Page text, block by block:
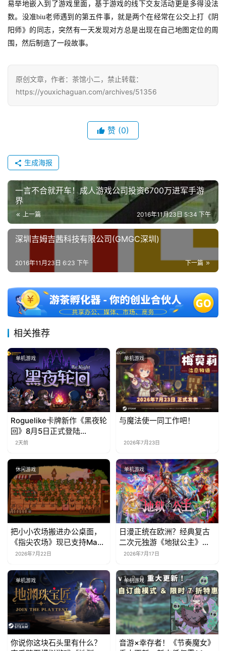
易举地嵌入到了游戏里面，基于游戏的线下交友活动更是多得没法
数。没准biu老师遇到的第五件事，就是两个在经常在公交上打《阴
阳师》的同志，突然有一天发现对方总是出现在自己地图定位的周
围，然后制造了一段故事。
原创文章，作者：茶馆小二，禁止转载：
https://youxichaguan.com/archives/51356
赞 (0)
生成海报
一言不合就开车！成人游戏公司投资6700万进军手游
界
上一篇 2016年11月23日 5:34 下午
深圳吉姆吉茜科技有限公司(GMGC深圳)
下一篇
2016年11月23日 6:23 下午
相关推荐
单机游戏
Roguelike卡牌新作《黑夜轮
回》8月5日正式登陆
Steam，首发9折优惠开启
2天前
单机游戏
与魔法使一同工作吧！
2026年7月23日
休闲游戏
把小小农场搬进办公桌面，
《指尖农场》现已支持Mac
系统！
2026年7月22日
单机游戏
日漫正统在欧洲？经典复古
二次元独游《地狱公主》现
已EA上线
2026年7月17日
单机游戏
你说你这块石头里有什么？
单机游戏
音游×幸存者！《节奏魔女》